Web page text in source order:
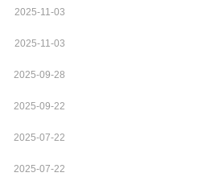
2025-11-03
2025-11-03
2025-09-28
2025-09-22
2025-07-22
2025-07-22